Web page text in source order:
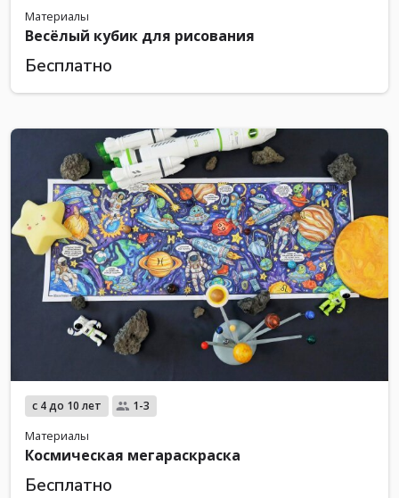
Материалы
Весёлый кубик для рисования
Бесплатно
с 4 до 10 лет 1-3
Материалы
Космическая мегараскраска
Бесплатно